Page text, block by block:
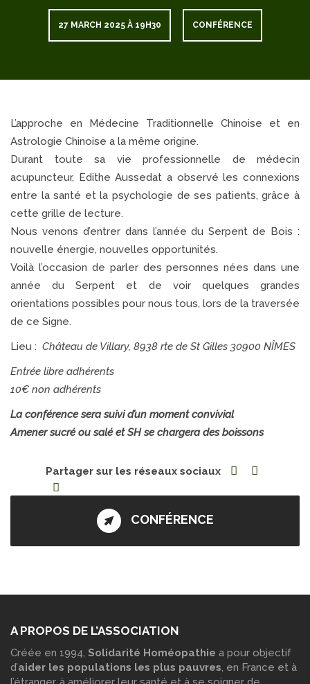
27 MARCH 2025 À 19H30 CONFÉRENCE
L’approche en Médecine Traditionnelle Chinoise et en
Astrologie Chinoise a la même origine.
Durant toute sa vie professionnelle de médecin
acupuncteur, Edithe Aussedat a observé les connexions
entre la santé et la psychologie de ses patients, grâce à
cette grille de lecture.
Nous venons d’entrer dans l’année du Serpent de Bois :
nouvelle énergie, nouvelles opportunités.
Voilà l’occasion de parler des personnes nées dans une
année du Serpent et de voir quelques grandes
orientations possibles pour nous tous, lors de la traversée
de ce Signe.
Lieu : Château de Villary, 8938 rte de St Gilles 30900 NÎMES
Entrée libre adhérents
10€ non adhérents
La conférence sera suivi d’un moment convivial
Amener sucré ou salé et SH se chargera des boissons
Partager sur les réseaux sociaux
CONFÉRENCE
A PROPOS DE L’ASSOCIATION
Créée en 1994, Solidarité Homéopathie a pour objectif
d’aider les populations les plus pauvres , en France et à